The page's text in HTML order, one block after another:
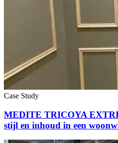
Case Study
MEDITE TRICOYA
stijl en inhoud in een